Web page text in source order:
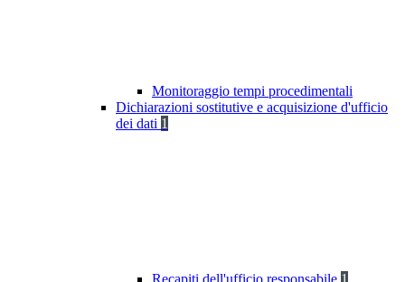
Monitoraggio tempi procedimentali
Dichiarazioni sostitutive e acquisizione d'ufficio
dei dati 1